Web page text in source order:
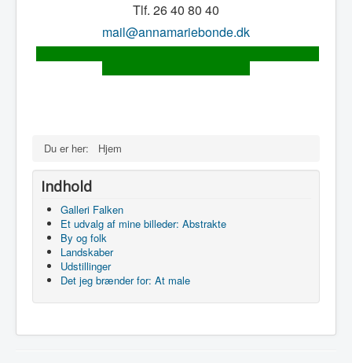
Tlf. 26 40 80 40
mail@annamariebonde.dk
Du er her: Hjem
Indhold
Galleri Falken
Et udvalg af mine billeder: Abstrakte
By og folk
Landskaber
Udstillinger
Det jeg brænder for: At male